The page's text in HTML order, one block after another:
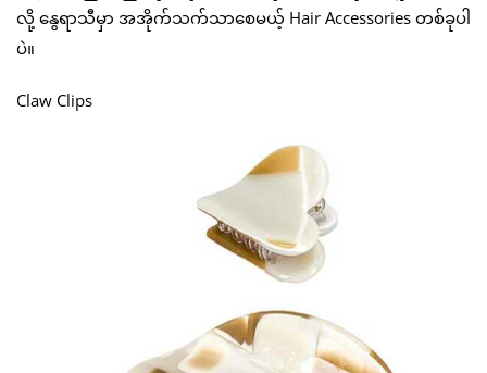
လို့ နွေရာသီမှာ အအိုက်သက်သာစေမယ့် Hair Accessories တစ်ခုပါ
ပဲ။
Claw Clips